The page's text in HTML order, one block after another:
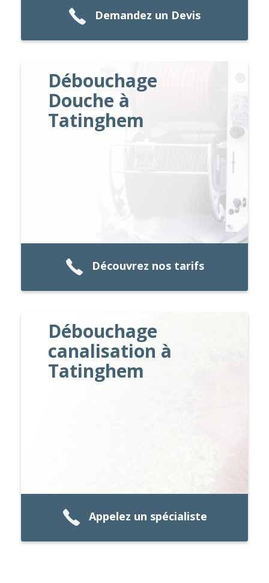
Demandez un Devis
Débouchage
Douche à
Tatinghem
Découvrez nos tarifs
Débouchage
canalisation à
Tatinghem
Appelez un spécialiste